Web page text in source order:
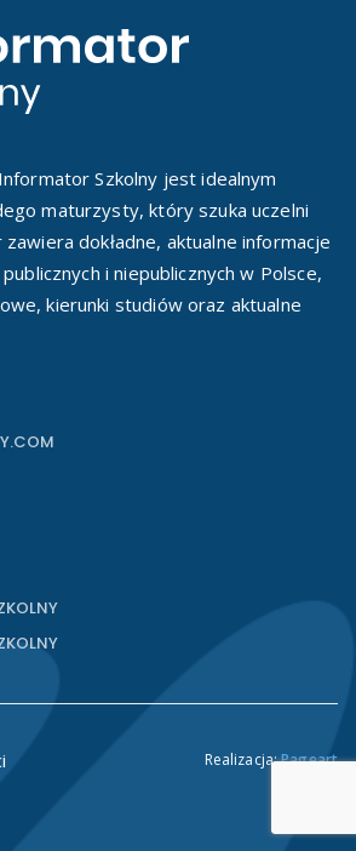
Szkolny jest idealnym
maturzysty, który szuka uczelni
dokładne, aktualne informacje
i niepublicznych w Polsce,
kierunki studiów oraz aktualne
Realizacja:Pageart